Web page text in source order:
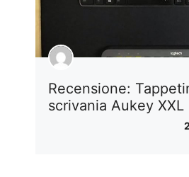
Recensione:
scrivania Aukey XXL